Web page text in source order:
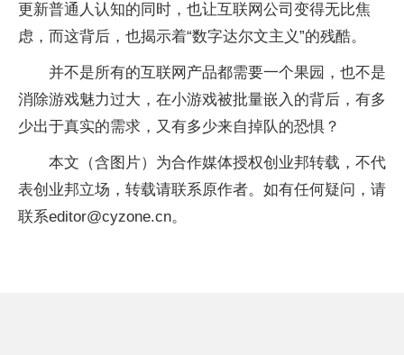
更新普通人认知的同时，也让互联网公司变得无比焦
虑，而这背后，也揭示着“数字达尔文主义”的残酷。
并不是所有的互联网产品都需要一个果园，也不是
消除游戏魅力过大，在小游戏被批量嵌入的背后，有多
少出于真实的需求，又有多少来自掉队的恐惧？
本文（含图片）为合作媒体授权创业邦转载，不代
表创业邦立场，转载请联系原作者。如有任何疑问，请
联系editor@cyzone.cn。